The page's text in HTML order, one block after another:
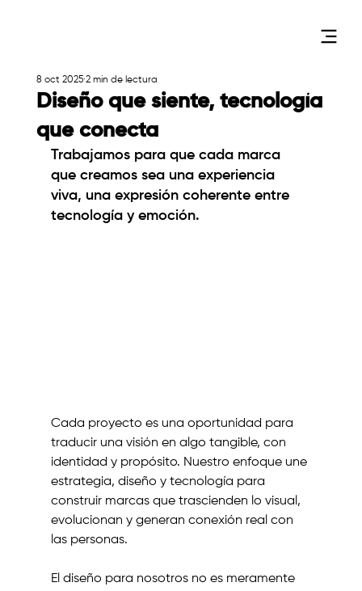
Diseño que siente, tecnología
que conecta
8 oct 2025 2 min de lectura
Trabajamos para que cada marca
que creamos sea una experiencia
viva, una expresión coherente entre
tecnología y emoción.
Cada proyecto es una oportunidad para
traducir una visión en algo tangible, con
identidad y propósito. Nuestro enfoque une
estrategia, diseño y tecnología para
construir marcas que trascienden lo visual,
evolucionan y generan conexión real con
las personas.
El diseño para nosotros no es meramente